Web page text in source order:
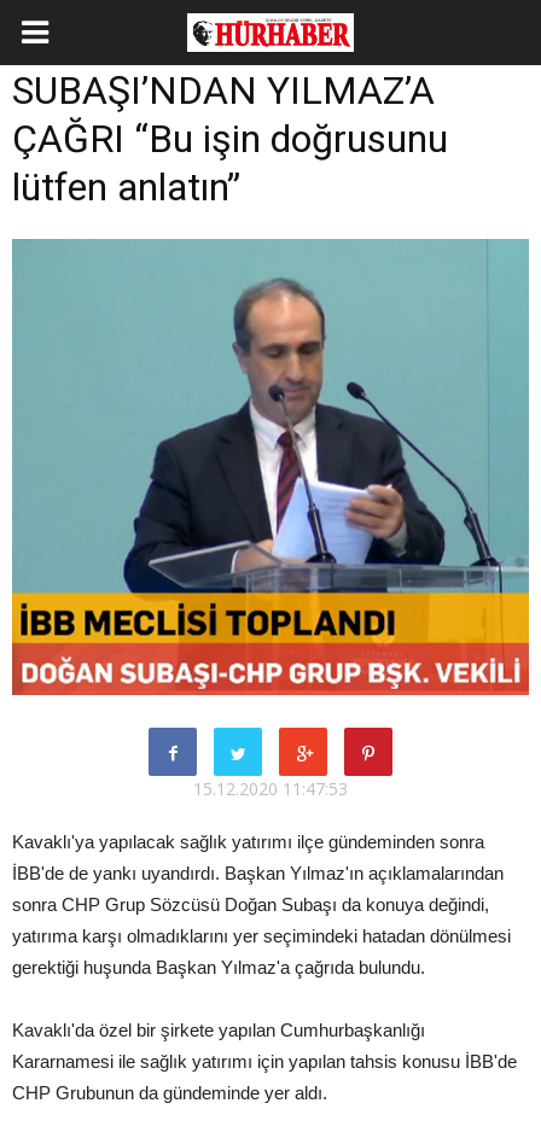
SUBAŞI’NDAN YILMAZ’A
ÇAĞRI “Bu işin doğrusunu
lütfen anlatın”
15.12.2020 11:47:53
Kavaklı'ya yapılacak sağlık yatırımı ilçe gündeminden sonra
İBB'de de yankı uyandırdı. Başkan Yılmaz'ın açıklamalarından
sonra CHP Grup Sözcüsü Doğan Subaşı da konuya değindi,
yatırıma karşı olmadıklarını yer seçimindeki hatadan dönülmesi
gerektiği huşunda Başkan Yılmaz'a çağrıda bulundu.
Kavaklı'da özel bir şirkete yapılan Cumhurbaşkanlığı
Kararnamesi ile sağlık yatırımı için yapılan tahsis konusu İBB'de
CHP Grubunun da gündeminde yer aldı.